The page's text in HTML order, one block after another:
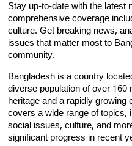
Stay up-to-date with the latest
comprehensive coverage
culture. Get breaking news,
issues that matter most to
community.
Bangladesh is a country
diverse population of over 160
heritage and a rapidly
covers a wide range of topics,
social issues, culture, and
significant progress in recent